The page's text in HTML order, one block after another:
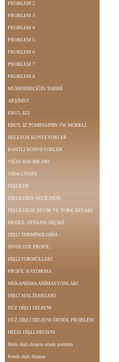
PROBLEM 2
PROBLEM 3
PROBLEM 4
PROBLEM 5
PROBLEM 6
PROBLEM 7
PROBLEM 8
MÜHENDİSLİĞİN TARİHİ
ARŞİMET
EBU'L-İZZ
EBU'L İZ POMPASININ SW MODELİ
HELEZON KONVEYORLER
BANTLI KONVEYORLER
YIĞIN HACIMLARI
VİDA-CİVATA
DİŞLİLER
DİŞLİLERİN SEÇİLMESİ
DİŞLİLERDE DEVİR VE TORK HESABI
MODUL VEYA PD SEÇİMİ
DİŞLİ TERMİNOLOJİSİ
INVOLUTE PROFİL
DİŞLİ FORMÜLLERİ
PROFİL KAYDIRMA
MEKANİZMA ANİMASYONLARI
DİŞLİ MALZEMELERİ
DÜZ DİŞLİ DİZAYNI
DÜZ DİŞLİ DİZAYNI ÖRNEK PROBLEM
HELİS DİŞLİ DİZAYNI
Helis dişli dizaynı örnek problem
Konik dişli dizaynı